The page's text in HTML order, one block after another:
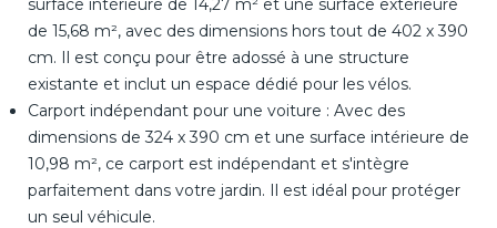
surface intérieure de 14,27 m² et une surface extérieure
de 15,68 m², avec des dimensions hors tout de 402 x 390
cm. Il est conçu pour être adossé à une structure
existante et inclut un espace dédié pour les vélos.
Carport indépendant pour une voiture : Avec des
dimensions de 324 x 390 cm et une surface intérieure de
10,98 m², ce carport est indépendant et s'intègre
parfaitement dans votre jardin. Il est idéal pour protéger
un seul véhicule.